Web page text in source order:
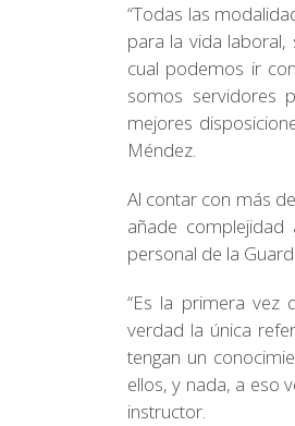
“Todas las
para la vida
cual podemos ir
somos servidores
mejores
Méndez.
Al contar con más
añade
personal de la
“Es la primera vez
verdad la única
tengan un
ellos, y nada, a eso
instructor.